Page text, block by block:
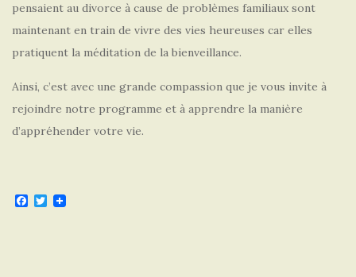
pensaient au divorce à cause de problèmes familiaux sont
maintenant en train de vivre des vies heureuses car elles
pratiquent la méditation de la bienveillance.
Ainsi, c’est avec une grande compassion que je vous invite à
rejoindre notre programme et à apprendre la manière
d’appréhender votre vie.
F
T